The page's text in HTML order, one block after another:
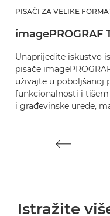
PISAČI ZA VELIKE
imagePROGRAF
Unaprijedite iskustvo
pisače
uživajte u
funkcionalnosti i tišem
i građevinske urede,
Istražite